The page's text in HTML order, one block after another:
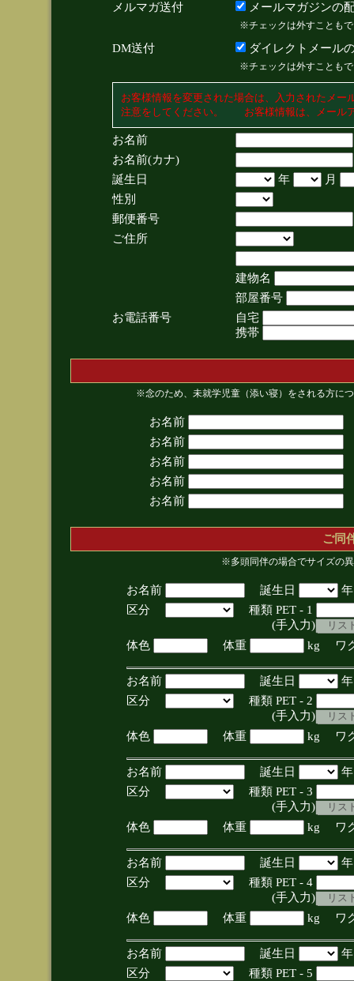
メルマガ送付 メールマガジンの
※チェックは外すことも
DM送付 ダイレクトメール
※チェックは外すことも
お客様情報を変更された場合は、入力されたメ
注意をしてください。 お客様情報は、メール
お名前
お名前(カナ)
誕生日
年
月
性別
郵便番号
ご住所
建物名
部屋番号
お電話番号
自宅
携帯
※念のため、未就学児童（添い寝）をされる方に
お名前
お名前
お名前
お名前
お名前
ご同
※多頭同伴の場合でサイズの
お名前 誕生日
区分
種類 PET - 1
(手入力)
体色
体重 kg ワ
お名前 誕生日
区分
種類 PET - 2
(手入力)
体色
体重 kg ワ
お名前 誕生日
区分
種類 PET - 3
(手入力)
体色
体重 kg ワ
お名前 誕生日
区分
種類 PET - 4
(手入力)
体色
体重 kg ワ
お名前 誕生日
区分
種類 PET - 5